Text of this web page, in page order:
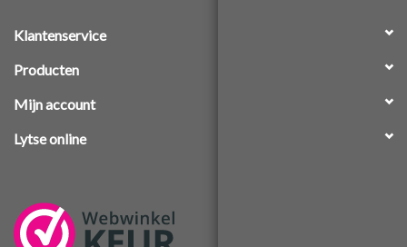
Klantenservice
Producten
Mijn account
Lytse online